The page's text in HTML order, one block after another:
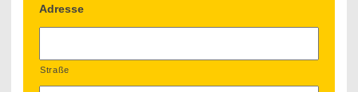
Adresse
Straße